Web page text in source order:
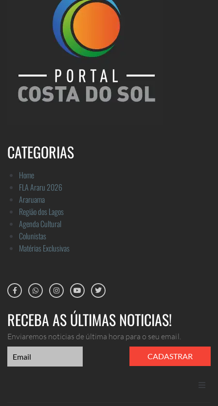
CATEGORIAS
Home
FLA Araru 2026
Araruama
Região dos Lagos
Agenda Cultural
Colunistas
Matérias Exclusivas
RECEBA AS ÚLTIMAS NOTICIAS!
Enviaremos noticias de última hora para o seu email.
CADASTRAR